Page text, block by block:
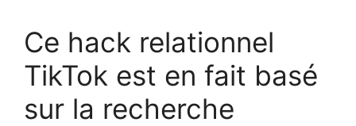
Ce hack relationnel
TikTok est en fait basé
sur la recherche